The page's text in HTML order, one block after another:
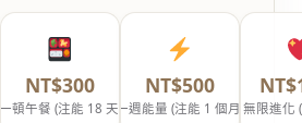
NT$300
一頓午餐 (注能 18 天)
NT$500
一週能量 (注能 1 個月)無限進化